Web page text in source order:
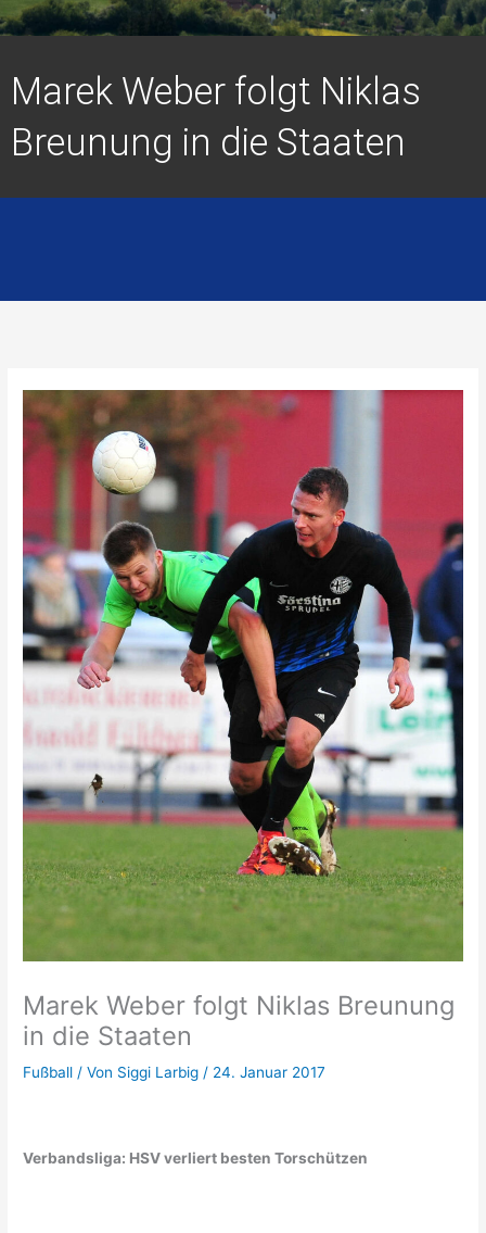
Marek Weber folgt Niklas
Breunung in die Staaten
Marek Weber folgt Niklas Breunung
in die Staaten
Fußball / Von Siggi Larbig / 24. Januar 2017
Verbandsliga: HSV verliert besten Torschützen